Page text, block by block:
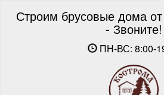
Строим брусовые дома
- Звоните!
ПН-ВС: 8:00-